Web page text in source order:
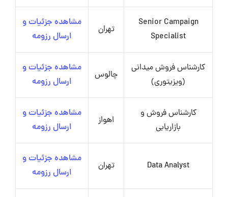
Senior Campaign
Specialist
تهران
مشاهده جزئیات و
ارسال رزومه
کارشناس فروش میدانی
(ویزیتوری)
چالوس
مشاهده جزئیات و
ارسال رزومه
کارشناس فروش و
بازاریابی
اهواز
مشاهده جزئیات و
ارسال رزومه
Data Analyst تهران
مشاهده جزئیات و
ارسال رزومه